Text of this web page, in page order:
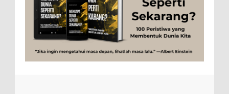
Ilustrasi/zdnet.com Ini adalah catatan penutup
untuk dua catatan saya sebelumnya ( Judi Togel
dan Impian Tolol Kaya Mendadak dan Tidak Ada ...
Apa yang Disebut Impurities?